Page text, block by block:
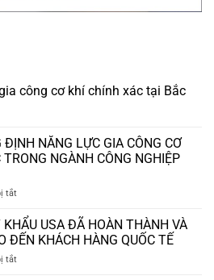
công cơ khí chính xác tại Bắc
ĐỊNH NĂNG LỰC GIA CÔNG CƠ
TRONG NGÀNH CÔNG NGHIỆP
tắtở
CNC
KHẲNG
ĐỊNH
NĂNG
KHẨU USA ĐÃ HOÀN THÀNH VÀ
ĐẾN KHÁCH HÀNG QUỐC TẾ
tắtở